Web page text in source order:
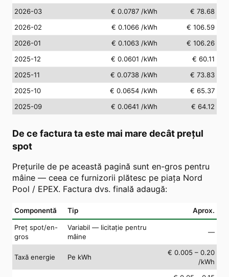
2026-03
€ 0.0787 /kWh
€ 78.68
2026-02
€ 0.1066 /kWh
€ 106.59
2026-01
€ 0.1063 /kWh
€ 106.26
2025-12
€ 0.0601 /kWh
€ 60.11
2025-11
€ 0.0738 /kWh
€ 73.83
2025-10
€ 0.0654 /kWh
€ 65.37
2025-09
€ 0.0641 /kWh € 64.12
De ce factura ta este mai mare decât prețul
spot
Prețurile de pe această pagină sunt en-gros pentru
mâine — ceea ce furnizorii plătesc pe piața Nord
Pool / EPEX. Factura dvs. finală adaugă:
Componentă Tip Aprox.
Preț spot/en-
gros
Variabil — licitație pentru
mâine
—
Taxă energie Pe kWh
€ 0.005 – 0.20
/kWh